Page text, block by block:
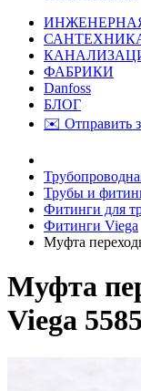
ФАБРИКИ
Danfoss
БЛОГ
✉️ Отправить
Трубы и
Фитинги для
Фитинги Viega
Муфта
Муфта
Viega